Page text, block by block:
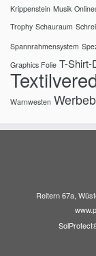
Krippenstein Musik
Trophy Schauraum
Spannrahmensystem
Graphics Folie T-Shirt-
Warnwesten
Reitern 67a,